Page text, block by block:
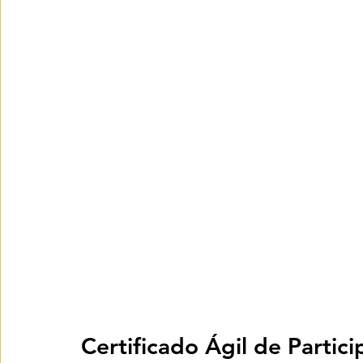
Certificado Ágil de